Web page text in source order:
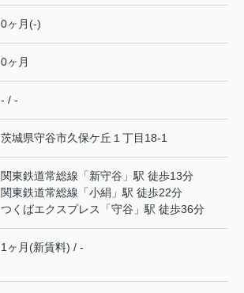
0ヶ月(-)
0ヶ月
- / -
茨城県守谷市久保ケ丘 １丁目18-1
関東鉄道常総線 「新守谷 」駅 徒歩13分
関東鉄道常総線 「小絹 」駅 徒歩22分
つくばエクスプレス
「守谷 」駅 徒歩36分
1ヶ月(新賃料) / -